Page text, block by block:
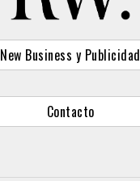
New Business y Publicidad
Contacto